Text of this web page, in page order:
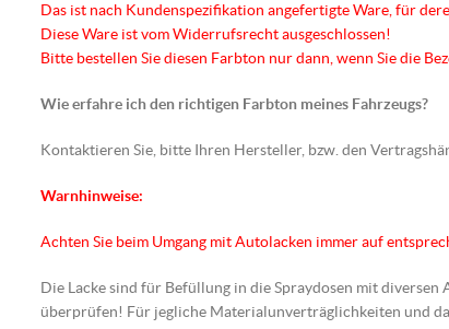
Das ist nach Kundenspezifikation angefertigte Ware, für
Diese Ware ist vom Widerrufsrecht ausgeschlossen!
Bitte bestellen Sie diesen Farbton nur dann, wenn Sie die
Wie erfahre ich den richtigen Farbton meines Fahrzeugs?
Kontaktieren Sie, bitte Ihren Hersteller, bzw. den
Warnhinweise:
Achten Sie beim Umgang mit Autolacken immer auf
Die Lacke sind für Befüllung in die Spraydosen mit
überprüfen! Für jegliche Materialunverträglichkeiten und